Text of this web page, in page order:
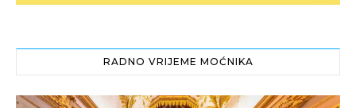
RADNO VRIJEME MOĆNIKA